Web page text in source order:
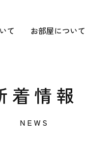
て お部屋について
着情報
NEWS